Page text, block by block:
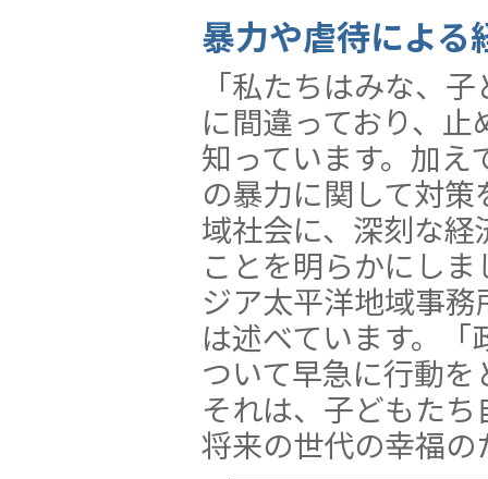
暴力や虐待による
「私たちはみな、
に間違っており、
知っています。加
の暴力に関して対
域社会に、深刻な
ことを明らかにし
ジア太平洋地域事
は述べています。
ついて早急に行動
それは、子どもた
将来の世代の幸福